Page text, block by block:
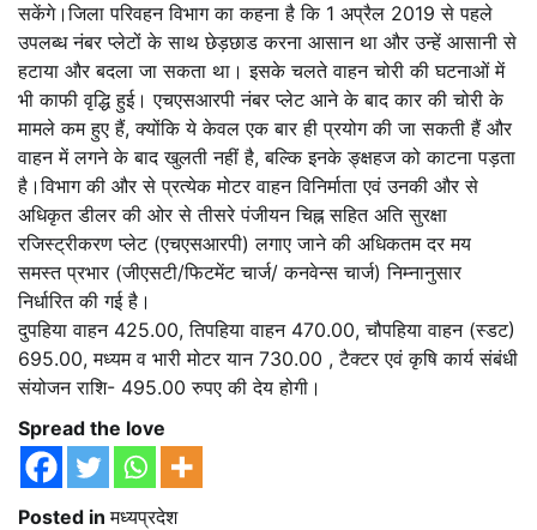
सकेंगे।जिला परिवहन विभाग का कहना है कि 1 अप्रैल 2019 से पहले
उपलब्ध नंबर प्लेटों के साथ छेड़छाड करना आसान था और उन्हें आसानी से
हटाया और बदला जा सकता था। इसके चलते वाहन चोरी की घटनाओं में
भी काफी वृद्धि हुई। एचएसआरपी नंबर प्लेट आने के बाद कार की चोरी के
मामले कम हुए हैं, क्योंकि ये केवल एक बार ही प्रयोग की जा सकती हैं और
वाहन में लगने के बाद खुलती नहीं है, बल्कि इनके ङ्क्षहज को काटना पड़ता
है।विभाग की और से प्रत्येक मोटर वाहन विनिर्माता एवं उनकी और से
अधिकृत डीलर की ओर से तीसरे पंजीयन चिह्न सहित अति सुरक्षा
रजिस्ट्रीकरण प्लेट (एचएसआरपी) लगाए जाने की अधिकतम दर मय
समस्त प्रभार (जीएसटी/फिटमेंट चार्ज/ कनवेन्स चार्ज) निम्नानुसार
निर्धारित की गई है।
दुपहिया वाहन 425.00, तिपहिया वाहन 470.00, चौपहिया वाहन (स्डट)
695.00, मध्यम व भारी मोटर यान 730.00 , टैक्टर एवं कृषि कार्य संबंधी
संयोजन राशि- 495.00 रुपए की देय होगी।
Spread the love
Posted inमध्यप्रदेश